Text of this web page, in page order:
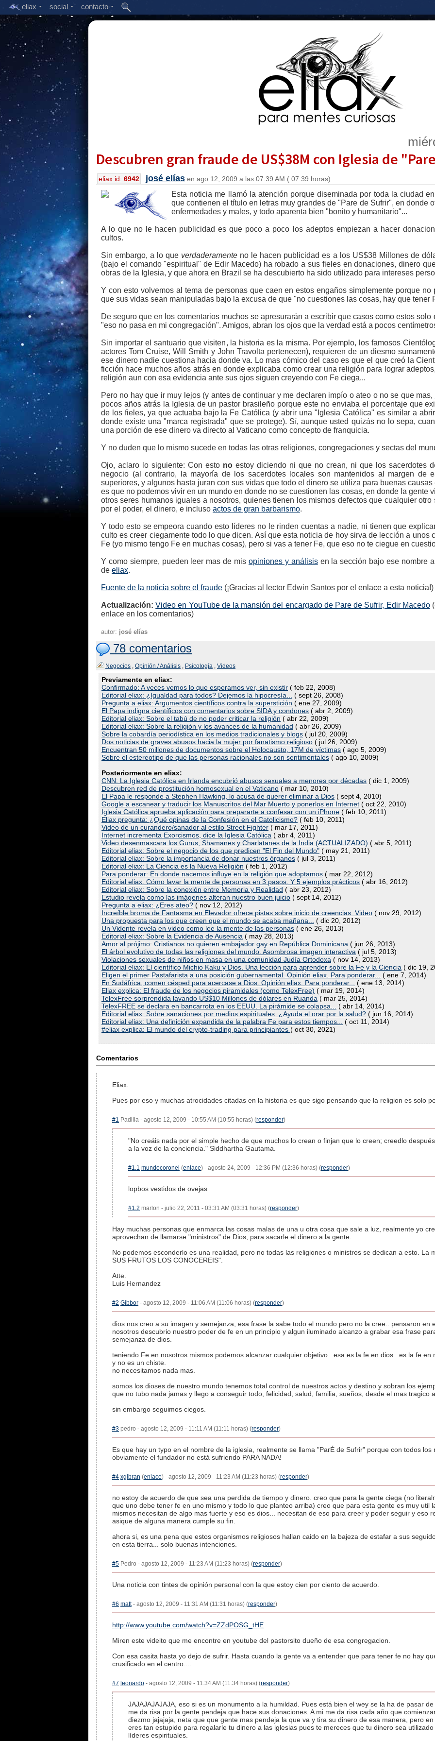
eliax social contacto
Descubren gran fraude de US$38M con Iglesia de
eliax id: 6942 josé elías en ago 12, 2009 a las 07:39 AM ( 07:39 horas)
Esta noticia me llamó la atención porque diseminada por toda la ciudad
que contienen el título en letras muy grandes de "Pare de Sufrir", en donde
enfermedades y males, y todo aparenta bien "bonito y humanitario"...
A lo que no le hacen publicidad es que poco a poco los adeptos empiezan a hacer
cultos.
Sin embargo, a lo que verdaderamente no le hacen publicidad es a los US$38 Millones de
(bajo el comando "espiritual" de Edir Macedo) ha robado a sus fieles en donaciones, dinero
obras de la Iglesia, y que ahora en Brazil se ha descubierto ha sido utilizado para intereses
Y con esto volvemos al tema de personas que caen en estos engaños simplemente porque no
que sus vidas sean manipuladas bajo la excusa de que "no cuestiones las cosas, hay que tener
De seguro que en los comentarios muchos se apresurarán a escribir que casos como estos
"eso no pasa en mi congregación". Amigos, abran los ojos que la verdad está a pocos
Sin importar el santuario que visiten, la historia es la misma. Por ejemplo, los famosos
actores Tom Cruise, Will Smith y John Travolta pertenecen), requieren de un diesmo
ese dinero nadie cuestiona hacia donde va. Lo mas cómico del caso es que el que creó la
ficción hace muchos años atrás en donde explicaba como crear una religión para lograr
religión aun con esa evidencia ante sus ojos siguen creyendo con Fe ciega...
Pero no hay que ir muy lejos (y antes de continuar y me declaren impío o ateo o no se que mas,
pocos años atrás la Iglesia de un pastor brasileño porque este no enviaba el porcentaje que
de los fieles, ya que actuaba bajo la Fe Católica (y abrir una "Iglesia Católica" es similar a
donde existe una "marca registrada" que se protege). Sí, aunque usted quizás no lo sepa,
una porción de ese dinero va directo al Vaticano como concepto de franquicia.
Y no duden que lo mismo sucede en todas las otras religiones, congregaciones y sectas del
Ojo, aclaro lo siguiente: Con esto no estoy diciendo ni que no crean, ni que los sacerdotes
negocio (al contrario, la mayoría de los sacerdotes locales son mantenidos al margen de
superiores, y algunos hasta juran con sus vidas que todo el dinero se utiliza para buenas
es que no podemos vivir en un mundo en donde no se cuestionen las cosas, en donde la gente
otros seres humanos iguales a nosotros, quienes tienen los mismos defectos que cualquier
por el poder, el dinero, e incluso actos de gran barbarismo.
Y todo esto se empeora cuando esto líderes no le rinden cuentas a nadie, ni tienen que
culto es creer ciegamente todo lo que dicen. Así que esta noticia de hoy sirva de lección a unos
Fe (yo mismo tengo Fe en muchas cosas), pero si vas a tener Fe, que eso no te ciegue en
Y como siempre, pueden leer mas de mis opiniones y análisisen la sección bajo ese nombre
de eliax.
Fuente de la noticia sobre el fraude (¡Gracias al lector Edwin Santos por el enlace a esta noticia!)
Actualización: Video en YouTube de la mansión del encargado de Pare de Sufrir, Edir Macedo
enlace en los comentarios)
autor: josé elías
78 comentarios
Negocios , Opinión / Análisis , Psicología , Videos
Previamente en eliax:
Confirmado: A veces vemos lo que esperamos ver, sin existir ( feb 22, 2008)
Editorial eliax: ¿Igualdad para todos? Dejemos la hipocresía...
( sept 26, 2008)
Pregunta a eliax: Argumentos científicos contra la superstición ( ene 27, 2009)
El Papa indigna científicos con comentarios sobre SIDA y condones ( abr 2, 2009)
Editorial eliax: Sobre el tabú de no poder criticar la religión ( abr 22, 2009)
Editorial eliax: Sobre la religión y los avances de la humanidad ( abr 26, 2009)
Sobre la cobardía periodística en los medios tradicionales y blogs ( jul 20, 2009)
Dos noticias de graves abusos hacia la mujer por fanatismo religioso ( jul 26, 2009)
Encuentran 50 millones de documentos sobre el Holocausto, 17M de víctimas ( ago 5, 2009)
Sobre el estereotipo de que las personas racionales no son sentimentales ( ago 10, 2009)
Posteriormente en eliax:
CNN: La Iglesia Católica en Irlanda encubrió abusos sexuales a menores por décadas ( dic 1, 2009)
Descubren red de prostitución homosexual en el Vaticano ( mar 10, 2010)
El Papa le responde a Stephen Hawking, lo acusa de querer eliminar a Dios ( sept 4, 2010)
Google a escanear y traducir los Manuscritos del Mar Muerto y ponerlos en Internet ( oct 22, 2010)
Iglesia Católica aprueba aplicación para prepararte a confesar con un iPhone ( feb 10, 2011)
Eliax pregunta: ¿Qué opinas de la Confesión en el Catolicismo? ( feb 10, 2011)
Video de un curandero/sanador al estilo Street Fighter ( mar 17, 2011)
Internet incrementa Exorcismos, dice la Iglesia Católica ( abr 4, 2011)
Video desenmascara los Gurus, Shamanes y Charlatanes de la India (ACTUALIZADO) ( abr 5, 2011)
Editorial eliax: Sobre el negocio de los que predicen "El Fin del Mundo" ( may 21, 2011)
Editorial eliax: Sobre la importancia de donar nuestros órganos ( jul 3, 2011)
Editorial eliax: La Ciencia es la Nueva Religión ( feb 1, 2012)
Para ponderar: En donde nacemos influye en la religión que adoptamos ( mar 22, 2012)
Editorial eliax: Cómo lavar la mente de personas en 3 pasos. Y 5 ejemplos prácticos ( abr 16, 2012)
Editorial eliax: Sobre la conexión entre Memoria y Realidad ( abr 23, 2012)
Estudio revela como las imágenes alteran nuestro buen juicio ( sept 14, 2012)
Pregunta a eliax: ¿Eres ateo? ( nov 12, 2012)
Increíble broma de Fantasma en Elevador ofrece pistas sobre inicio de creencias. Video ( nov 29, 2012)
Una propuesta para los que creen que el mundo se acaba mañana...
( dic 20, 2012)
Un Vidente revela en video como lee la mente de las personas ( ene 26, 2013)
Editorial eliax: Sobre la Evidencia de Ausencia ( may 28, 2013)
Amor al prójimo: Cristianos no quieren embajador gay en República Dominicana ( jun 26, 2013)
El árbol evolutivo de todas las religiones del mundo. Asombrosa imagen interactiva ( jul 5, 2013)
Violaciones sexuales de niños en masa en una comunidad Judía Ortodoxa ( nov 14, 2013)
Editorial eliax: El científico Michio Kaku y Dios. Una lección para aprender sobre la Fe y la Ciencia ( dic 19,
Eligen el primer Pastafarista a una posición gubernamental. Opinión eliax. Para ponderar...
( ene 7, 2014)
En Sudáfrica, comen césped para acercase a Dios. Opinión eliax. Para ponderar...
( ene 13, 2014)
Eliax explica: El fraude de los negocios piramidales (como TelexFree) ( mar 19, 2014)
TelexFree sorprendida lavando US$10 Millones de dólares en Ruanda ( mar 25, 2014)
TelexFREE se declara en bancarrota en los EEUU. La pirámide se colapsa...
( abr 14, 2014)
Editorial eliax: Sobre sanaciones por medios espirituales. ¿Ayuda el orar por la salud? ( jun 16, 2014)
Editorial eliax: Una definición expandida de la palabra Fe para estos tiempos...
( oct 11, 2014)
#eliax explica: El mundo del crypto-trading para principiantes ( oct 30, 2021)
Comentarios
Eliax:
Pues por eso y muchas atrocidades citadas en la historia es que sigo pensando que la religion es solo
#1 Padilla - agosto 12, 2009 - 10:55 AM (10:55 horas) (responder)
"No creáis nada por el simple hecho de que muchos lo crean o finjan que lo creen; creedlo
a la voz de la conciencia." Siddhartha Gautama.
#1.1 mundocoronel (enlace) - agosto 24, 2009 - 12:36 PM (12:36 horas) (responder)
lopbos vestidos de ovejas
#1.2 marlon - julio 22, 2011 - 03:31 AM (03:31 horas) (responder)
Hay muchas personas que enmarca las cosas malas de una u otra cosa que sale a luz, realmente yo
aprovechan de llamarse "ministros" de Dios, para sacarle el dinero a la gente.
No podemos esconderlo es una realidad, pero no todas las religiones o ministros se dedican a esto. La
SUS FRUTOS LOS CONOCEREIS".
Atte.
Luis Hernandez
#2 Gibbor - agosto 12, 2009 - 11:06 AM (11:06 horas) (responder)
dios nos creo a su imagen y semejanza, esa frase la sabe todo el mundo pero no la cree.. pensaron en
nosotros descubrio nuestro poder de fe en un principio y algun iluminado alcanzo a grabar esa frase
semejanza de dios.
teniendo Fe en nosotros mismos podemos alcanzar cualquier objetivo.. esa es la fe en dios.. es la fe
y no es un chiste.
no necesitamos nada mas.
somos los dioses de nuestro mundo tenemos total control de nuestros actos y destino y sobran los
que no tubo nada jamas y llego a conseguir todo, felicidad, salud, familia, sueños, desde el mas tragico
sin embargo seguimos ciegos.
#3 pedro - agosto 12, 2009 - 11:11 AM (11:11 horas) (responder)
Es que hay un typo en el nombre de la iglesia, realmente se llama "ParÉ de Sufrir" porque con todos
obviamente el fundador no está sufriendo PARA NADA!
#4 xgibran (enlace) - agosto 12, 2009 - 11:23 AM (11:23 horas) (responder)
no estoy de acuerdo de que sea una perdida de tiempo y dinero. creo que para la gente ciega (no
que uno debe tener fe en uno mismo y todo lo que planteo arriba) creo que para esta gente es muy util
mismos necesitan de algo mas fuerte y eso es dios... necesitan de eso para creer y poder seguir y eso
asique de alguna manera cumple su fin.
ahora si, es una pena que estos organismos religiosos hallan caido en la bajeza de estafar a sus
en esta tierra... solo buenas intenciones.
#5 Pedro - agosto 12, 2009 - 11:23 AM (11:23 horas) (responder)
Una noticia con tintes de opinión personal con la que estoy cien por ciento de acuerdo.
#6 matt- agosto 12, 2009 - 11:31 AM (11:31 horas) (responder)
http://www.youtube.com/watch?v=ZZdPOSG_tHE
Miren este videito que me encontre en youtube del pastorsito dueño de esa congregacion.
Con esa casita hasta yo dejo de sufrir. Hasta cuando la gente va a entender que para tener fe no hay
crusificado en el centro....
#7 leonardo - agosto 12, 2009 - 11:34 AM (11:34 horas) (responder)
JAJAJAJAJAJA, eso si es un monumento a la humildad. Pues está bien el wey se la ha de pasar
me da risa por la gente pendeja que hace sus donaciones. A mi me da risa cada año que
diezmo jajajaja, neta que que gente mas pendeja la que va y tira su dinero de esa manera, pero
eres tan estupido para regalarle tu dinero a las iglesias pues te mereces que tu dinero sea
líderes espirituales.